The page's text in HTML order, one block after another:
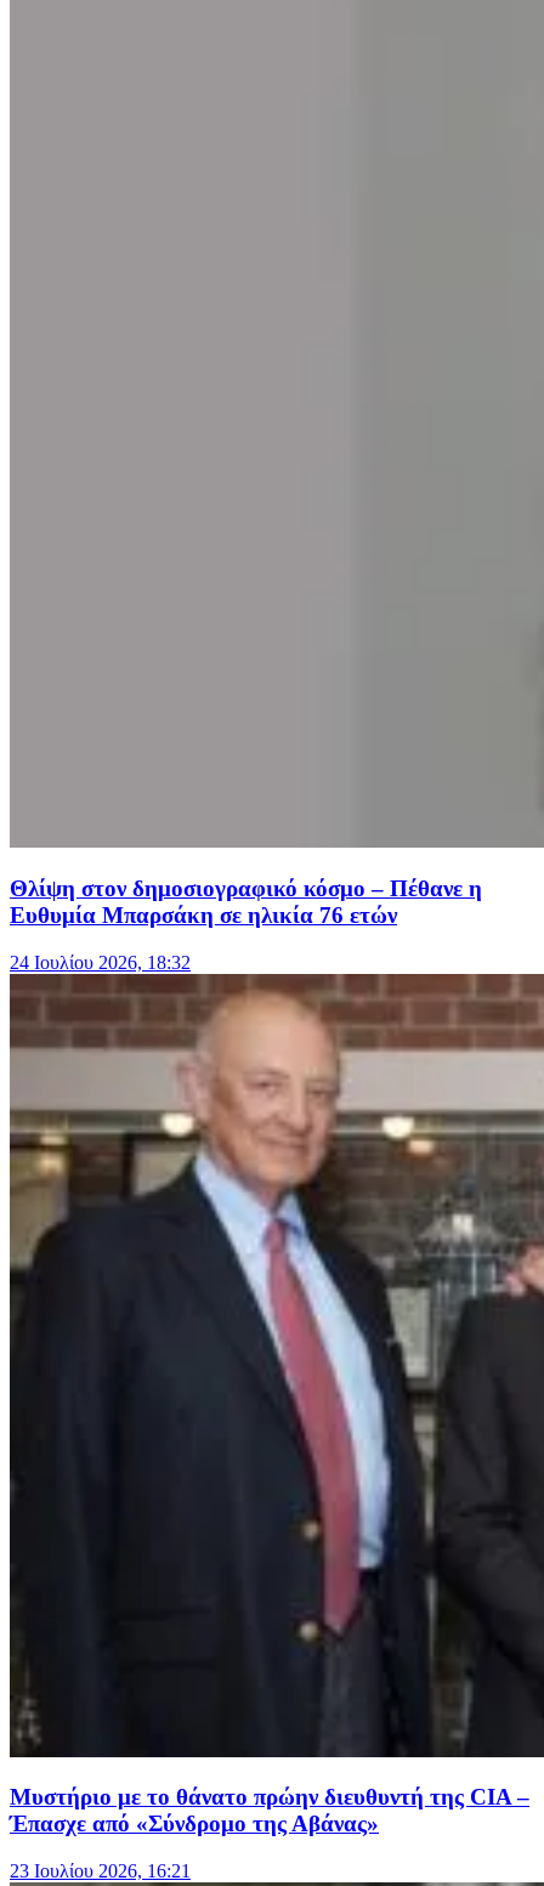
Θλίψη στον δημοσιογραφικό κόσμο – Πέθανε η
Ευθυμία Μπαρσάκη σε ηλικία 76 ετών
24 Ιουλίου 2026, 18:32
Μυστήριο με το θάνατο πρώην διευθυντή της CIA –
Έπασχε από «Σύνδρομο της Αβάνας»
23 Ιουλίου 2026, 16:21